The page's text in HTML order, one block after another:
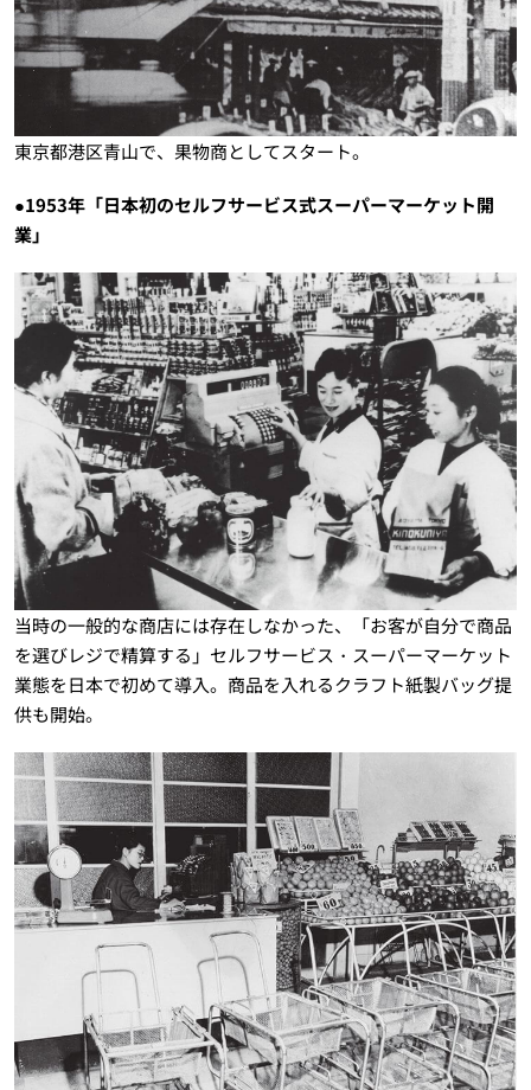
東京都港区青山で、果物商としてスタート。
●1953年「日本初のセルフサービス式スーパーマーケット開
業」
当時の一般的な商店には存在しなかった、「お客が自分で商品
を選びレジで精算する」セルフサービス・スーパーマーケット
業態を日本で初めて導入。商品を入れるクラフト紙製バッグ提
供も開始。